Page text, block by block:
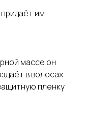
им
массе он
в волосах
пленку